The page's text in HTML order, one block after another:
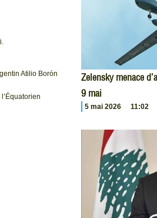
Atilio Borón
Zelensky menace
9 mai
5 mai 2026 11:02